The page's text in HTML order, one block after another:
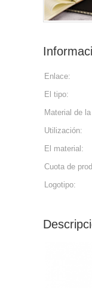
Enlace:
El tipo:
Material de
Utilización:
El material:
Cuota de
Logotipo: